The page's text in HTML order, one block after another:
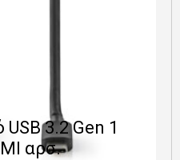
3.2 Gen 1
αρσ.